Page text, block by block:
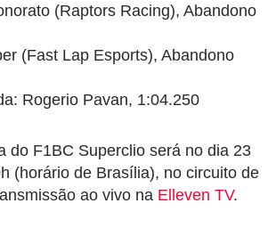
(Raptors Racing), Abandono
(Fast Lap Esports), Abandono
Rogerio Pavan, 1:04.250
do F1BC Superclio será no dia 23
(horário de Brasília), no circuito de
ao vivo na Elleven TV.